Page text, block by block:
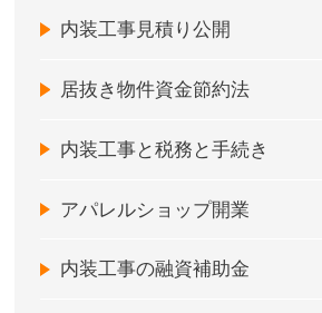
内装工事見積り公開
居抜き物件資金節約法
内装工事と税務と手続き
アパレルショップ開業
内装工事の融資補助金